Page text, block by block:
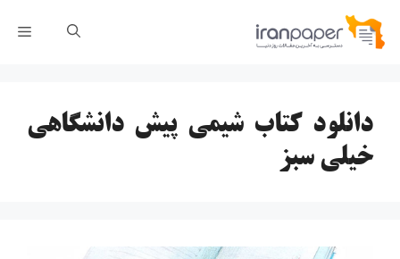
پرش
دانلود کتاب شیمی پیش دانشگاهی
خیلی سبز